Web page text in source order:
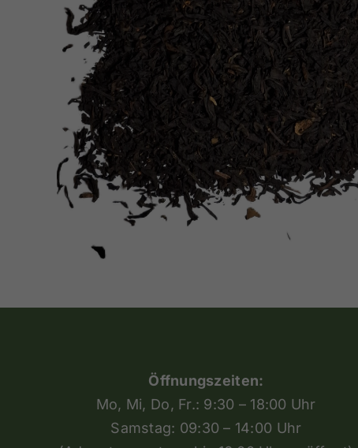
Öffnungszeiten:
Mo, Mi, Do, Fr.: 9:30 – 18:00 Uhr
Samstag: 09:30 – 14:00 Uhr